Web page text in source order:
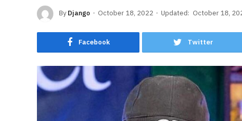
By Django October 18, 2022 Updated: October 18,
Facebook Twitter